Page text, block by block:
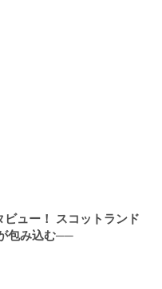
ュー！ スコットランド
包み込む──